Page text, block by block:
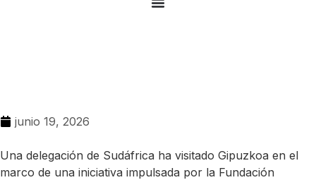
junio 19, 2026
Una delegación de Sudáfrica ha visitado Gipuzkoa en el
marco de una iniciativa impulsada por la Fundación